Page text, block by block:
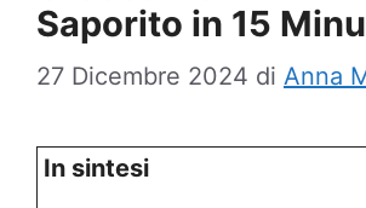
Saporito in 15
27 Dicembre 2024 di Anna
In sintesi